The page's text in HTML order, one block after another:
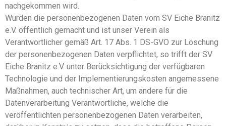
nachgekommen wird.
Wurden die personenbezogenen Daten vom SV Eiche Branitz
e.V. öffentlich gemacht und ist unser Verein als
Verantwortlicher gemäß Art. 17 Abs. 1 DS-GVO zur Löschung
der personenbezogenen Daten verpflichtet, so trifft der SV
Eiche Branitz e.V. unter Berücksichtigung der verfügbaren
Technologie und der Implementierungskosten angemessene
Maßnahmen, auch technischer Art, um andere für die
Datenverarbeitung Verantwortliche, welche die
veröffentlichten personenbezogenen Daten verarbeiten,